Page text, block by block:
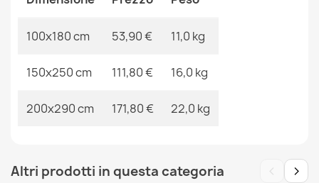
Tappeto ROYAL ADR ovale motivo 521 nero
Tappeto ROYAL ADR ovale motivo nero
100x180 cm 53,90 € 11,0 kg
150x250 cm 111,80 € 16,0 kg
200x290 cm 171,80 € 22,0 kg
Altri prodotti in questa categoria ‹ ›